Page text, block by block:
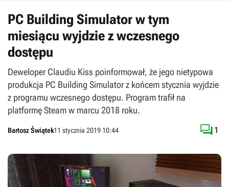
PC Building Simulator w tym
miesiącu wyjdzie z wczesnego
dostępu
Deweloper Claudiu Kiss poinformował, że jego nietypowa
produkcja PC Building Simulator z końcem stycznia wyjdzie
z programu wczesnego dostępu. Program trafił na
platformę Steam w marcu 2018 roku.
Bartosz Świątek11 stycznia 2019 10:44  1